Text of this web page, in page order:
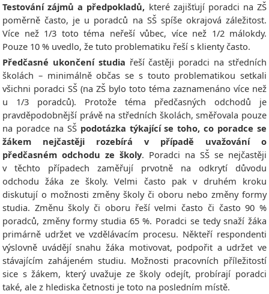
Testování zájmů a předpokladů, které zajišťují poradci na ZŠ
poměrně často, je u poradců na SŠ spíše okrajová záležitost.
Více než 1/3 toto téma neřeší vůbec, více než 1/2 málokdy.
Pouze 10 % uvedlo, že tuto problematiku řeší s klienty často.
Předčasné ukončení studia řeší častěji poradci na středních
školách – minimálně občas se s touto problematikou setkali
všichni poradci SŠ (na ZŠ bylo toto téma zaznamenáno více než
u 1/3 poradců). Protože téma předčasných odchodů je
pravděpodobnější právě na středních školách, směřovala pouze
na poradce na SŠ podotázka týkající se toho, co poradce se
žákem nejčastěji rozebírá v případě uvažování o
předčasném odchodu ze školy. Poradci na SŠ se nejčastěji
v těchto případech zaměřují prvotně na odkrytí důvodu
odchodu žáka ze školy. Velmi často pak v druhém kroku
diskutují o možnosti změny školy či oboru nebo změny formy
studia. Změnu školy či oboru řeší velmi často či často 90 %
poradců, změny formy studia 65 %. Poradci se tedy snaží žáka
primárně udržet ve vzdělávacím procesu. Někteří respondenti
výslovně uvádějí snahu žáka motivovat, podpořit a udržet ve
stávajícím zahájeném studiu. Možnosti pracovních příležitostí
sice s žákem, který uvažuje ze školy odejít, probírají poradci
také, ale z hlediska četnosti je toto na posledním místě.